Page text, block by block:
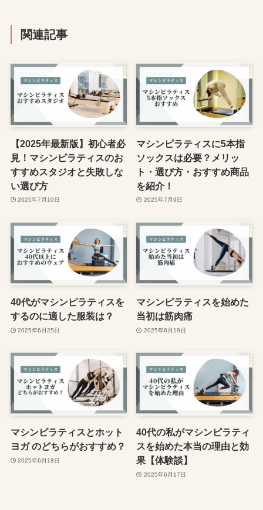
関連記事
【2025年最新版】初心者必
見！マシンピラティスのお
すすめスタジオと失敗しな
い選び方
2025年7月10日
マシンピラティスに5本指
ソックスは必要？メリッ
ト・選び方・おすすめ商品
を紹介！
2025年7月9日
40代がマシンピラティスを
するのに適した服装は？
2025年6月25日
マシンピラティスを始めた
当初は筋肉痛
2025年6月19日
マシンピラティスとホット
ヨガ のどちらがおすすめ？
2025年6月18日
40代の私がマシンピラティ
スを始めた本当の理由と効
果【体験談】
2025年6月17日